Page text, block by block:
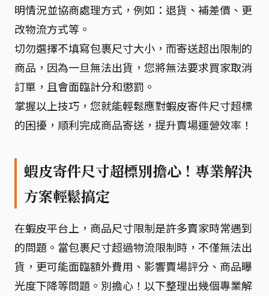
明情況並協商處理方式，例如：退貨、補差價、更
改物流方式等。
切勿選擇不填寫包裹尺寸大小，而寄送超出限制的
商品，因為一旦無法出貨，您將無法要求買家取消
訂單，且會面臨計分和懲罰。
掌握以上技巧，您就能輕鬆應對蝦皮寄件尺寸超標
的困擾，順利完成商品寄送，提升賣場運營效率！
蝦皮寄件尺寸超標別擔心！專業解決
方案輕鬆搞定
在蝦皮平台上，商品尺寸限制是許多賣家時常遇到
的問題。當包裹尺寸超過物流限制時，不僅無法出
貨，更可能面臨額外費用、影響賣場評分、商品曝
光度下降等問題。別擔心！以下整理出幾個專業解